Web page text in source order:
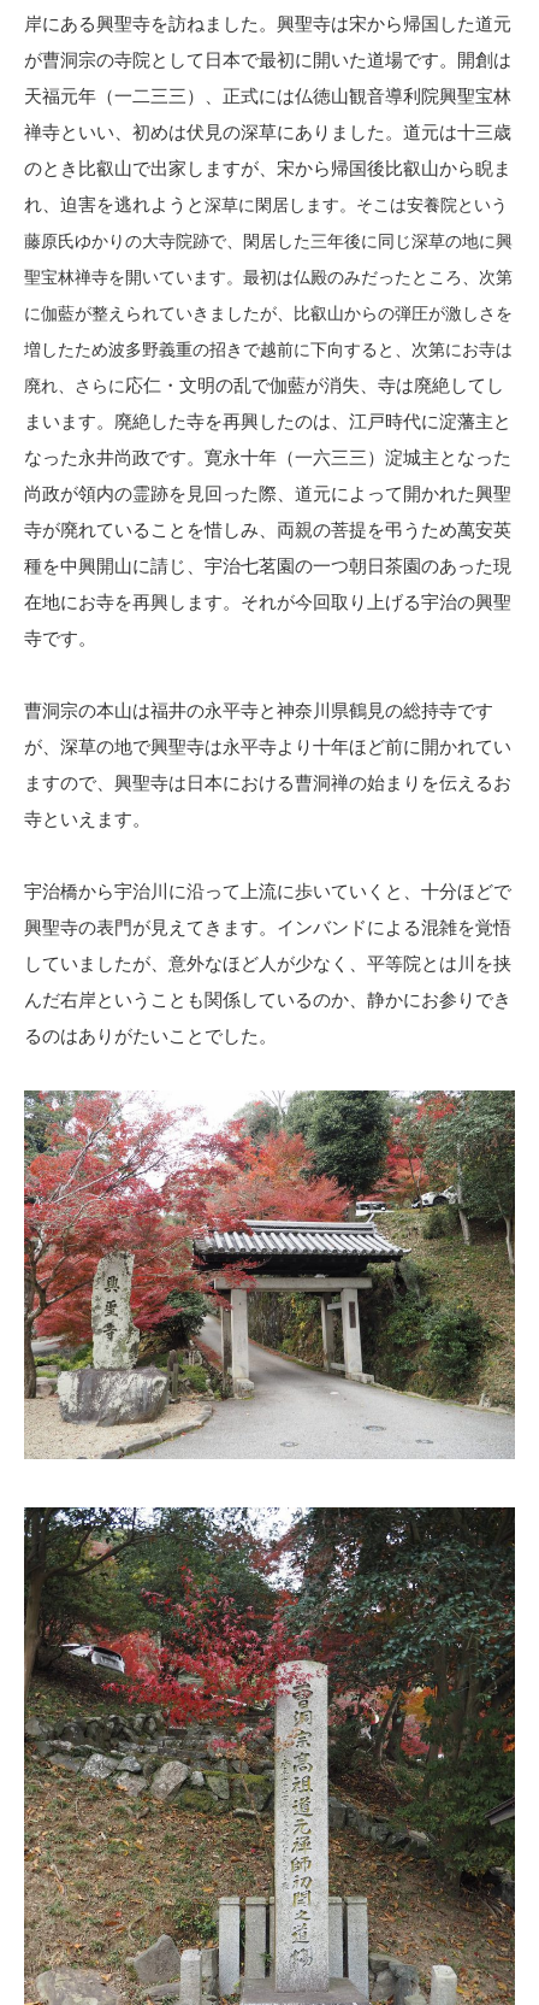
岸にある興聖寺を訪ねました。興聖寺は宋から帰国した道元
が曹洞宗の寺院として日本で最初に開いた道場です。開創は
天福元年（一二三三）、正式には仏徳山観音導利院興聖宝林
禅寺といい、初めは伏見の深草にありました。道元は十三歳
のとき比叡山で出家しますが、宋から帰国後比叡山から睨ま
れ、迫害を逃れようと深草に閑居します。そこは安養院という
藤原氏ゆかりの大寺院跡で、閑居した三年後に同じ深草の地に興
聖宝林禅寺を開いています。最初は仏殿のみだったところ、次第
に伽藍が整えられていきましたが、比叡山からの弾圧が激しさを
増したため波多野義重の招きで越前に下向すると、次第にお寺は
廃れ、さらに応仁・文明の乱で伽藍が消失、寺は廃絶してし
まいます。廃絶した寺を再興したのは、江戸時代に淀藩主と
なった永井尚政です。寛永十年（一六三三）淀城主となった
尚政が領内の霊跡を見回った際、道元によって開かれた興聖
寺が廃れていることを惜しみ、両親の菩提を弔うため萬安英
種を中興開山に請じ、宇治七茗園の一つ朝日茶園のあった現
在地にお寺を再興します。それが今回取り上げる宇治の興聖
寺です。
曹洞宗の本山は福井の永平寺と神奈川県鶴見の総持寺です
が、深草の地で興聖寺は永平寺より十年ほど前に開かれてい
ますので、興聖寺は日本における曹洞禅の始まりを伝えるお
寺といえます。
宇治橋から宇治川に沿って上流に歩いていくと、十分ほどで
興聖寺の表門が見えてきます。インバンドによる混雑を覚悟
していましたが、意外なほど人が少なく、平等院とは川を挟
んだ右岸ということも関係しているのか、静かにお参りでき
るのはありがたいことでした。